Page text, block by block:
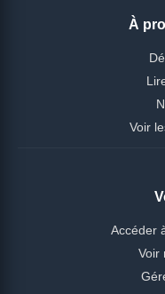
À
Voir
Accéder
Voir